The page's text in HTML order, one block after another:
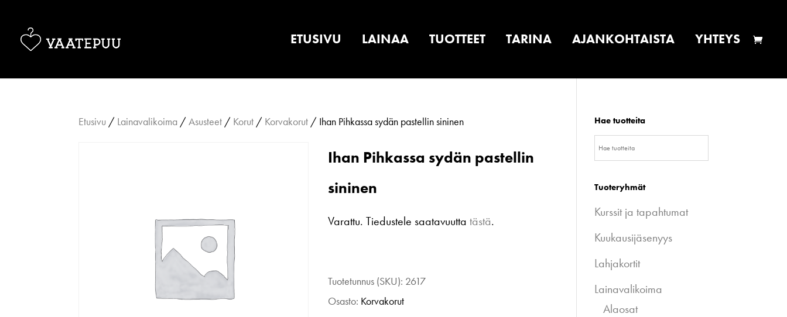
ETUSIVU LAINAA TUOTTEET TARINA AJANKOHTAISTA YHTEYS
Etusivu / Lainavalikoima /Asusteet / Korut / Korvakorut / Ihan Pihkassa sydän pastellin sininen
Ihan Pihkassa sydän pastellin
sininen
Varattu. Tiedustele saatavuuttatästä.
Pihkassa
sydän
Tuotetunnus (SKU): 2617
Osasto: Korvakorut
Hae tuotteita
Tuoteryhmät
Kurssit ja tapahtumat
Kuukausijäsenyys
Lahjakortit
Lainavalikoima
Alaosat